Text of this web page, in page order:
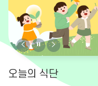
비
주
얼
비
주
얼
비
주
얼
오늘의 식단